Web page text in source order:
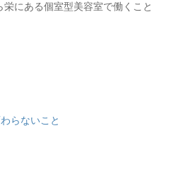
にある個室型美容室で働くこと
らないこと